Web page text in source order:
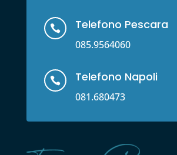
 Telefono Pescara
085.9564060
 Telefono Napoli
081.680473